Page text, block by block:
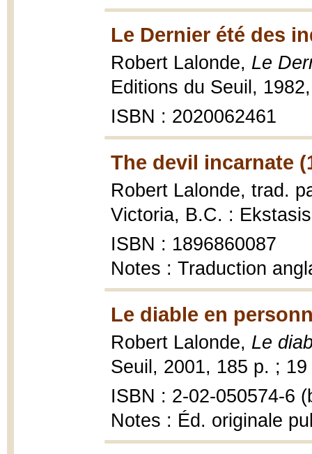
Le Dernier été des
Robert Lalonde, Le
Editions du Seuil,
ISBN : 2020062461
The devil incarnate
Robert Lalonde, trad.
Victoria, B.C. :
ISBN : 1896860087
Notes : Traduction
Le diable en
Robert Lalonde, Le
Seuil, 2001, 185 p. ; 19
ISBN : 2-02-050574-6
Notes : Éd. originale